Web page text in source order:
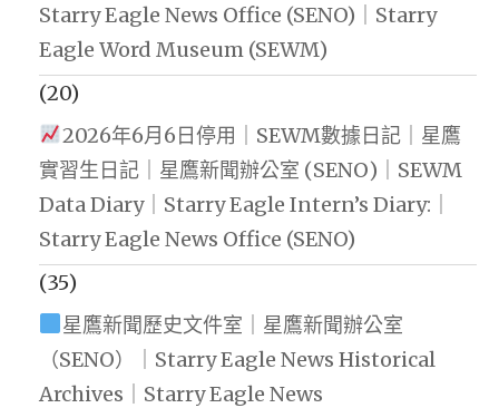
Starry Eagle News Office (SENO)｜Starry
Eagle Word Museum (SEWM)
(20)
2026年6月6日停用｜SEWM數據日記｜星鷹
實習生日記｜星鷹新聞辦公室 (SENO)｜SEWM
Data Diary｜Starry Eagle Intern’s Diary:｜
Starry Eagle News Office (SENO)
(35)
星鷹新聞歷史文件室｜星鷹新聞辦公室
（SENO）｜Starry Eagle News Historical
Archives｜Starry Eagle News